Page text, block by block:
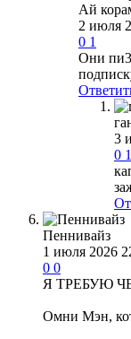
Ай
2 июля
0 1
Они
3
0 1
Пеннивайз
1 июля 2026
0 0
Я ТРЕБУЮ
Омни Мэн,